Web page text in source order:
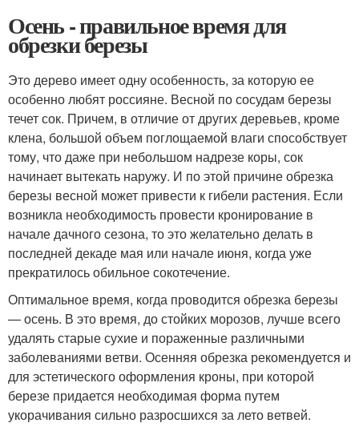
Осень - правильное время для
обрезки березы
Это дерево имеет одну особенность, за которую ее
особенно любят россияне. Весной по сосудам березы
течет сок. Причем, в отличие от других деревьев, кроме
клена, большой объем поглощаемой влаги способствует
тому, что даже при небольшом надрезе коры, сок
начинает вытекать наружу. И по этой причине обрезка
березы весной может привести к гибели растения. Если
возникла необходимость провести кронирование в
начале дачного сезона, то это желательно делать в
последней декаде мая или начале июня, когда уже
прекратилось обильное сокотечение.
Оптимальное время, когда проводится обрезка березы
— осень. В это время, до стойких морозов, лучше всего
удалять старые сухие и пораженные различными
заболеваниями ветви. Осенняя обрезка рекомендуется и
для эстетического оформления кроны, при которой
березе придается необходимая форма путем
укорачивания сильно разросшихся за лето ветвей.